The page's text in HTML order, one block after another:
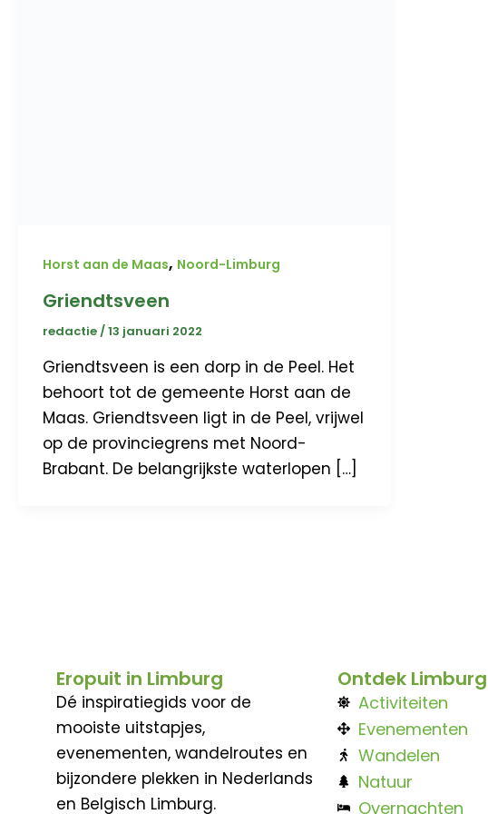
Horst aan de Maas, Noord-Limburg
Griendtsveen
redactie/13 januari 2022
Griendtsveen is een dorp in de Peel. Het
behoort tot de gemeente Horst aan de
Maas. Griendtsveen ligt in de Peel, vrijwel
op de provinciegrens met Noord-
Brabant. De belangrijkste waterlopen […]
Eropuit in Limburg
Dé inspiratiegids voor de
mooiste uitstapjes,
evenementen, wandelroutes en
bijzondere plekken in Nederlands
en Belgisch Limburg.
Ontdek Limburg
Activiteiten
Evenementen
Wandelen
Natuur
Overnachten